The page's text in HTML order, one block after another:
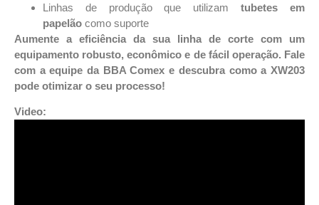
Linhas de produção que utilizamtubetes em
papelão como suporte
Aumente a eficiência da sua linha de corte com um
equipamento robusto, econômico e de fácil operação. Fale
com a equipe da BBA Comex e descubra como a XW203
pode otimizar o seu processo!
Video: